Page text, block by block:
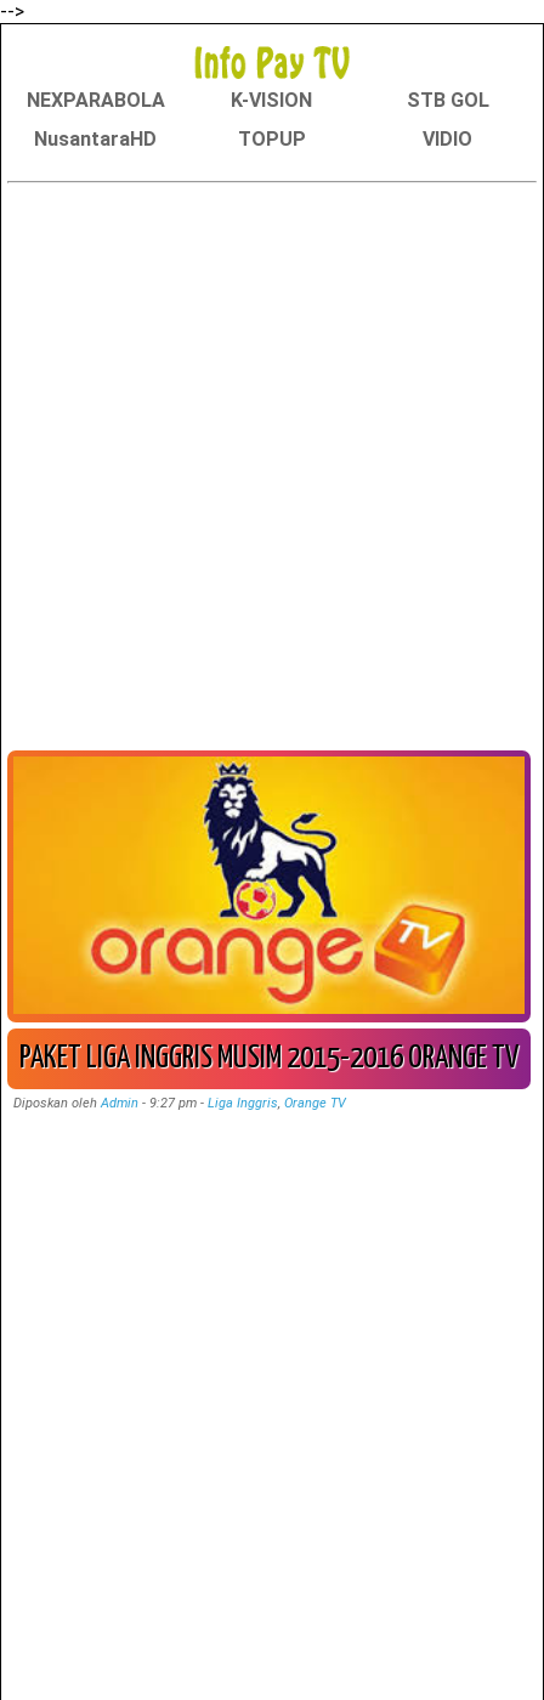
-->
NEXPARABOLA K-VISION
STB GOL
NusantaraHD
TOPUP VIDIO
PAKET LIGA INGGRIS MUSIM 2015-2016 ORANGE TV
Diposkan olehAdmin - 9:27 pm- Liga Inggris,Orange TV